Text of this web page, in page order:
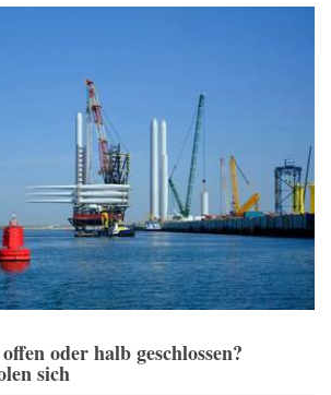
oder halb geschlossen?
sich